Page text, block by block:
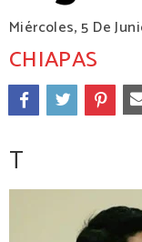
Miércoles, 5 De
CHIAPAS
T